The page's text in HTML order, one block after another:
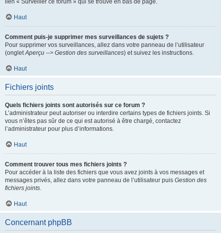
lien « Surveiller ce forum » qui se trouve en bas de page.
Haut
Comment puis-je supprimer mes surveillances de sujets ?
Pour supprimer vos surveillances, allez dans votre panneau de l’utilisateur
(ongletAperçu --> Gestion des surveillances) et suivez les instructions.
Haut
Fichiers joints
Quels fichiers joints sont autorisés sur ce forum ?
L’administrateur peut autoriser ou interdire certains types de fichiers joints. Si
vous n’êtes pas sûr de ce qui est autorisé à être chargé, contactez
l’administrateur pour plus d’informations.
Haut
Comment trouver tous mes fichiers joints ?
Pour accéder à la liste des fichiers que vous avez joints à vos messages et
messages privés, allez dans votre panneau de l’utilisateur puis Gestion des
fichiers joints.
Haut
Concernant phpBB